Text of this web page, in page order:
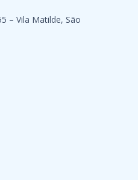
– Vila Matilde, São